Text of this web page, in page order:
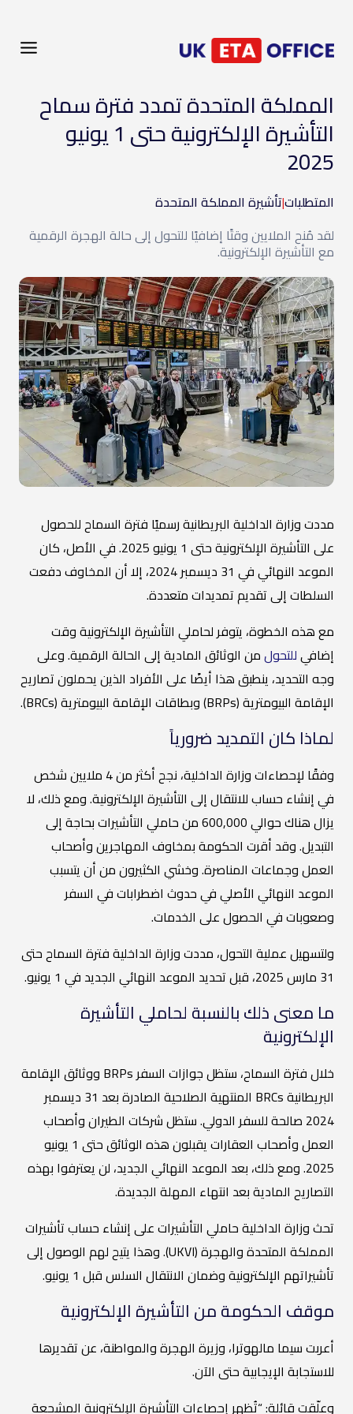
المملكة المتحدة تمدد فترة سماح
التأشيرة الإلكترونية حتى 1 يونيو
2025
المتطلبات|تأشيرة المملكة المتحدة
لقد مُنح الملايين وقتًا إضافيًا للتحول إلى حالة الهجرة الرقمية
مع التأشيرة الإلكترونية.
مددت وزارة الداخلية البريطانية رسميًا فترة السماح للحصول
على التأشيرة الإلكترونية حتى 1 يونيو 2025. في الأصل، كان
الموعد النهائي في 31 ديسمبر 2024، إلا أن المخاوف دفعت
السلطات إلى تقديم تمديدات متعددة.
مع هذه الخطوة، يتوفر لحاملي التأشيرة الإلكترونية وقت
إضافيللتحولمن الوثائق المادية إلى الحالة الرقمية. وعلى
وجه التحديد، ينطبق هذا أيضًا على الأفراد الذين يحملون تصاريح
الإقامة البيومترية (BRPs) وبطاقات الإقامة البيومترية (BRCs).
لماذا كان التمديد ضرورياً
وفقًا لإحصاءات وزارة الداخلية، نجح أكثر من 4 ملايين شخص
في إنشاء حساب للانتقال إلى التأشيرة الإلكترونية. ومع ذلك، لا
يزال هناك حوالي 600,000 من حاملي التأشيرات بحاجة إلى
التبديل. وقد أقرت الحكومة بمخاوف المهاجرين وأصحاب
العمل وجماعات المناصرة. وخشي الكثيرون من أن يتسبب
الموعد النهائي الأصلي في حدوث اضطرابات في السفر
وصعوبات في الحصول على الخدمات.
ولتسهيل عملية التحول، مددت وزارة الداخلية فترة السماح حتى
31 مارس 2025، قبل تحديد الموعد النهائي الجديد في 1 يونيو.
ما معنى ذلك بالنسبة لحاملي التأشيرة
الإلكترونية
خلال فترة السماح، ستظل جوازات السفر BRPs ووثائق الإقامة
البريطانية BRCs المنتهية الصلاحية الصادرة بعد 31 ديسمبر
2024 صالحة للسفر الدولي. ستظل شركات الطيران وأصحاب
العمل وأصحاب العقارات يقبلون هذه الوثائق حتى 1 يونيو
2025. ومع ذلك، بعد الموعد النهائي الجديد، لن يعترفوا بهذه
التصاريح المادية بعد انتهاء المهلة الجديدة.
تحث وزارة الداخلية حاملي التأشيرات على إنشاء حساب تأشيرات
المملكة المتحدة والهجرة (UKVI). وهذا يتيح لهم الوصول إلى
تأشيراتهم الإلكترونية وضمان الانتقال السلس قبل 1 يونيو.
موقف الحكومة من التأشيرة الإلكترونية
أعربت سيما مالهوترا، وزيرة الهجرة والمواطنة، عن تقديرها
للاستجابة الإيجابية حتى الآن.
وعلّقت قائلة: “تُظهر إحصاءات التأشيرة الإلكترونية المشجعة